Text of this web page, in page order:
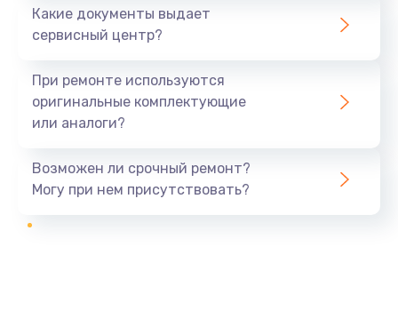
Какие документы выдает
сервисный центр?
При ремонте используются
оригинальные комплектующие
или аналоги?
Возможен ли срочный ремонт?
Могу при нем присутствовать?